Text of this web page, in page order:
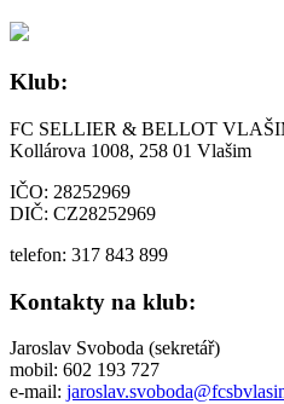
Klub:
FC SELLIER & BELLOT
Kollárova 1008, 258 01 Vlašim
IČO: 28252969
DIČ: CZ28252969
telefon: 317 843 899
Kontakty na klub:
Jaroslav Svoboda (sekretář)
mobil: 602 193 727
e-mail: